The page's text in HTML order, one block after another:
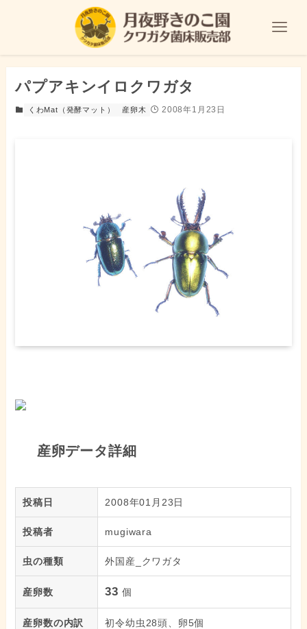
パプアキンイロクワガタ
くわMat（発酵マット） 産卵木 2008年1月23日
産卵データ詳細
投稿日 2008年01月23日
投稿者 mugiwara
虫の種類 外国産_クワガタ
産卵数 33 個
産卵数の内訳 初令幼虫28頭、卵5個